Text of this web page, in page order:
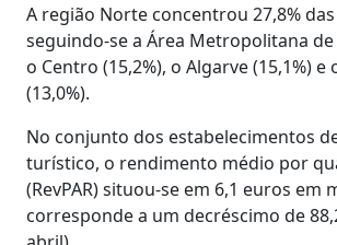
A região Norte concentrou 27,8%
seguindo-se a Área Metropolitana de
o Centro (15,2%), o Algarve (15,1%) e
(13,0%).
No conjunto dos estabelecimentos
turístico, o rendimento médio por
(RevPAR) situou-se em 6,1 euros em
corresponde a um decréscimo de